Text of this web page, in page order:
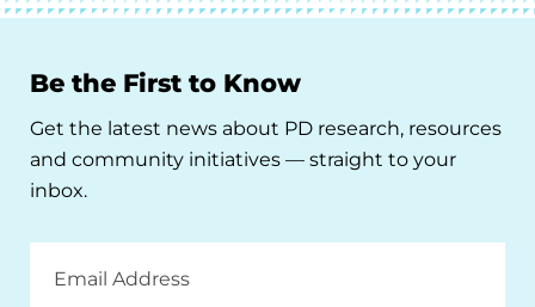
Be the First to Know
Get the latest news about PD research, resources
and community initiatives — straight to your
inbox.
Address